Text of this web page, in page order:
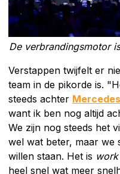
De verbrandingsmotor
Verstappen twijfelt er
team in de pikorde is.
steeds achter Mercedes
want ik ben nog altijd
We zijn nog steeds het
wel wat beter, maar we
willen staan. Het is
heel snel wat meer